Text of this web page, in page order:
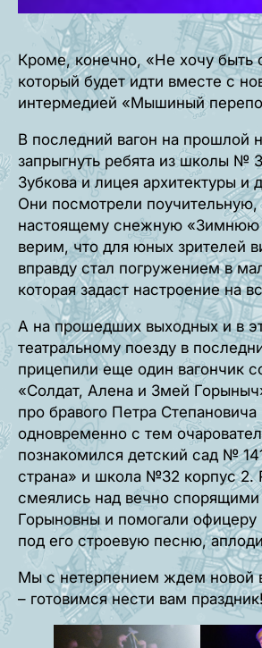
Кроме, конечно, «Не хочу быть
который будет идти вместе с
интермедией «Мышиный
В последний вагон на прошлой
запрыгнуть ребята из школы №
Зубкова и лицея архитектуры и
Они посмотрели
настоящему снежную «Зимнюю
верим, что для юных зрителей
вправду стал погружением в
которая задаст настроение на
А на прошедших выходных и в
театральному поезду в
прицепили еще один вагончик
«Солдат, Алена и Змей
про бравого Петра
одновременно с тем
познакомился детский сад №
страна» и школа №32 корпус 2.
смеялись над вечно
Горыновны и помогали
под его строевую песню,
Мы с нетерпением ждем новой
– готовимся нести вам